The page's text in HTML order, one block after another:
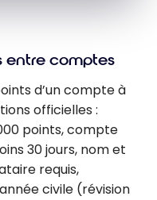
entre comptes
d’un compte à
officielles :
points, compte
30 jours, nom et
requis,
civile (révision